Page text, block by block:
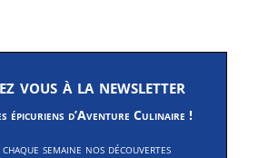
vous à la newsletter
épicuriens d’Aventure Culinaire !
chaque semaine nos découvertes